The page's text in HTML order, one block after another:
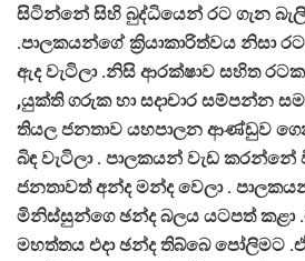
සිටින්නේ සිහි බුද්ධියෙන් රට ගැන
.පාලකයන්ගේ ක්‍රියාකාරිත්වය නිසා
ඇද වැටිලා .නිසි ආරක්ෂාව සහිත
,යුක්ති ගරුක හා සදාචාර සම්පන්න
තියල ජනතාව යහපාලන ආණ්ඩුව
බිඳ වැටිලා . පාලකයන් වැඩ
ජනතාවත් අන්ද මන්ද වෙලා .
මිනිස්සුන්ගෙ ඡන්ද බලය යටපත් කළා
මහත්තය එදා ඡන්ද තිබ්බෙ පෝලිමට